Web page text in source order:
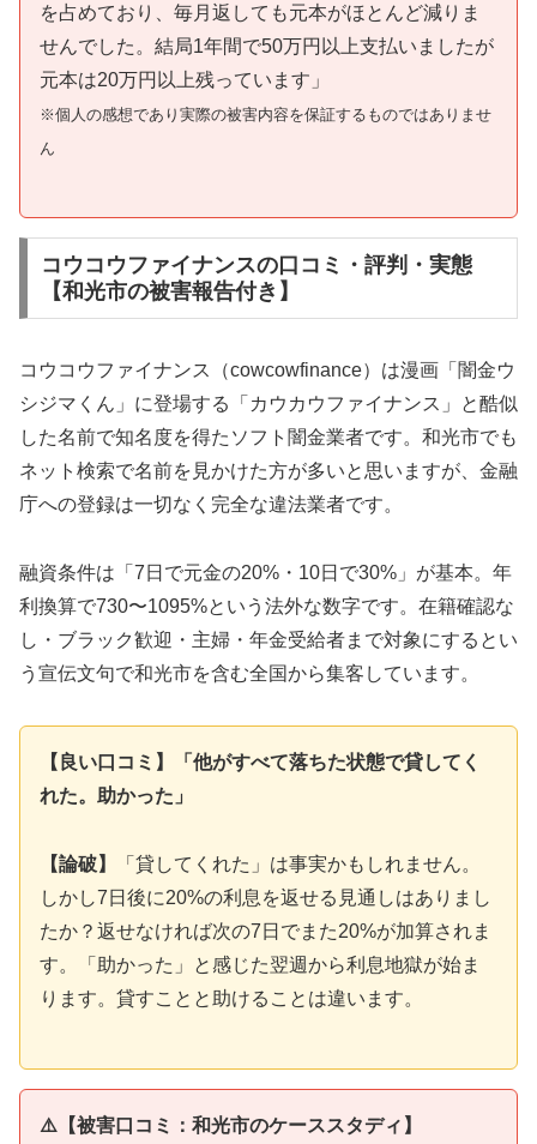
を占めており、毎月返しても元本がほとんど減りま
せんでした。結局1年間で50万円以上支払いましたが
元本は20万円以上残っています」
※個人の感想であり実際の被害内容を保証するものではありませ
ん
コウコウファイナンスの口コミ・評判・実態
【和光市の被害報告付き】
コウコウファイナンス（cowcowfinance）は漫画「闇金ウ
シジマくん」に登場する「カウカウファイナンス」と酷似
した名前で知名度を得たソフト闇金業者です。和光市でも
ネット検索で名前を見かけた方が多いと思いますが、金融
庁への登録は一切なく完全な違法業者です。
融資条件は「7日で元金の20%・10日で30%」が基本。年
利換算で730〜1095%という法外な数字です。在籍確認な
し・ブラック歓迎・主婦・年金受給者まで対象にするとい
う宣伝文句で和光市を含む全国から集客しています。
【良い口コミ】「他がすべて落ちた状態で貸してく
れた。助かった」
【論破】
「貸してくれた」は事実かもしれません。
しかし7日後に20%の利息を返せる見通しはありまし
たか？返せなければ次の7日でまた20%が加算されま
す。「助かった」と感じた翌週から利息地獄が始ま
ります。貸すことと助けることは違います。
⚠️【被害口コミ：和光市のケーススタディ】